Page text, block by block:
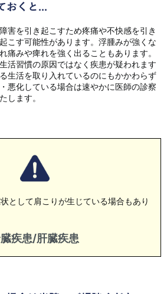
おくと...
害を引き起こすため疼痛や不快感を引き
こす可能性があります。浮腫みが強くな
痛みや痺れを強く出ることもあります。
活習慣の原因ではなく疾患が疑われます
生活を取り入れているのにもかかわらず
悪化している場合は速やかに医師の診察
します。
として肩こりが生じている場合もあり
疾患/肝臓疾患